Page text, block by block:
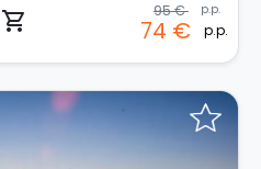
shopping_cart 95 € p.p.
74 € p.p.